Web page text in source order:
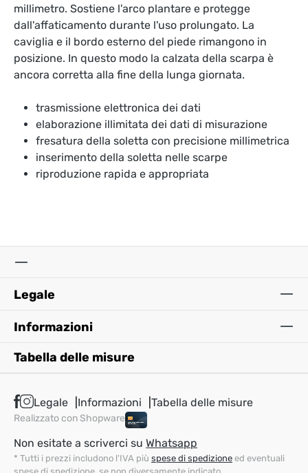
millimetro. Sostiene l'arco plantare e protegge
dall'affaticamento durante l'uso prolungato. La
caviglia e il bordo esterno del piede rimangono in
posizione. In questo modo la calzata della scarpa è
ancora corretta alla fine della lunga giornata.
trasmissione elettronica dei dati
elaborazione illimitata dei dati di misurazione
fresatura della soletta con precisione millimetrica
inserimento della soletta nelle scarpe
riproduzione rapida e appropriata
Legale
Informazioni
Tabella delle misure
Legale Informazioni Tabella delle misure
Realizzato con Shopware
Non esitate a scriverci su Whatsapp
* Tutti i prezzi includono l'IVA più spese di spedizione ed eventuali